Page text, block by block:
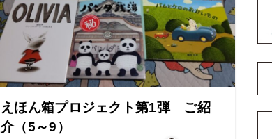
えほん箱プロジェクト第1弾 ご紹
介（5～9）